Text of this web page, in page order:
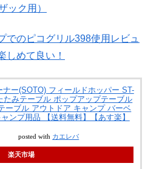
ック用）
でのピコグリル398使用レビュ
しめて良い！
ナー(SOTO) フィールドホッパー ST-
たみテーブル ポップアップテーブル
ーブル アウトドア キャンプ バーベ
ンプ用品 【送料無料】【あす楽】
posted with カエレバ
楽天市場